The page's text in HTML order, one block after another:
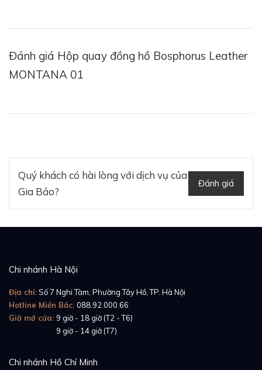
Đánh giá Hộp quay đồng hồ Bosphorus Leather
MONTANA 01
Quý khách có hài lòng với dịch vụ của
Gia Bảo?
Đánh giá
Chi nhánh Hà Nội
Địa chỉ: Số 7 Nghi Tàm, Phường Tây Hồ, TP. Hà Nội
Hotline Miền Bắc: 088.92.000.66
Giờ mở cửa: 9 giờ - 18 giờ (T2 - T6)
9 giờ - 14 giờ (T7)
Chi nhánh Hồ Chí Minh